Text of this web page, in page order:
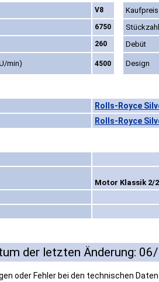
V8
6750
Stückzahl
260 Debüt
min) 4500 Design
Rolls-Royce
Rolls-Royce
Motor Klassik 2/
der letzten Änderung:
oder Fehler bei den technischen